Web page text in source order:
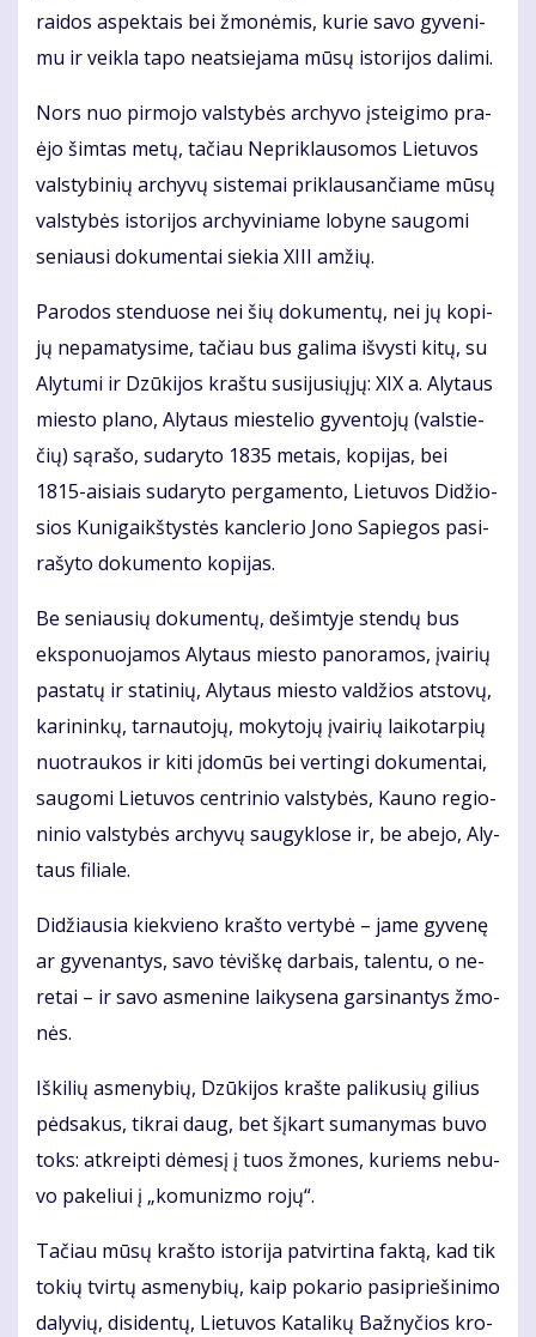
rai­dos as­pek­tais bei žmo­nė­mis, ku­rie sa­vo gy­ve­ni­
mu ir veik­la ta­po ne­at­sie­ja­ma mū­sų is­to­ri­jos da­li­mi.
Nors nuo pir­mo­jo vals­ty­bės ar­chy­vo įstei­gi­mo pra­
ėjo šim­tas me­tų, ta­čiau Ne­pri­klau­so­mos Lie­tu­vos
vals­ty­bi­nių ar­chy­vų sis­te­mai pri­klau­san­čia­me mū­sų
vals­ty­bės is­to­ri­jos ar­chy­vi­nia­me lo­by­ne sau­go­mi
se­niau­si do­ku­men­tai sie­kia XI­II am­žių.
Pa­ro­dos sten­duo­se nei šių do­ku­men­tų, nei jų ko­pi­
jų ne­pa­ma­ty­si­me, ta­čiau bus ga­li­ma iš­vys­ti ki­tų, su
Aly­tu­mi ir Dzū­ki­jos kraš­tu su­si­ju­sių­jų: XIX a. Aly­taus
mies­to pla­no, Aly­taus mies­te­lio gy­ven­to­jų (vals­tie­
čių) są­ra­šo, su­da­ry­to 1835 me­tais, ko­pi­jas, bei
1815-ai­siais su­da­ry­to per­ga­men­to, Lie­tu­vos Di­džio­
sios Ku­ni­gaikš­tys­tės kanc­le­rio Jo­no Sa­pie­gos pa­si­
ra­šy­to do­ku­men­to ko­pi­jas.
Be se­niau­sių do­ku­men­tų, de­šim­ty­je sten­dų bus
eks­po­nuo­ja­mos Aly­taus mies­to pa­no­ra­mos, įvai­rių
pa­sta­tų ir sta­ti­nių, Aly­taus mies­to val­džios at­sto­vų,
ka­ri­nin­kų, tar­nau­to­jų, mo­ky­to­jų įvai­rių lai­ko­tar­pių
nuo­trau­kos ir ki­ti įdo­mūs bei ver­tin­gi do­ku­men­tai,
sau­go­mi Lie­tu­vos cen­tri­nio vals­ty­bės, Kau­no re­gio­
ni­nio vals­ty­bės ar­chy­vų sau­gyk­lo­se ir, be abe­jo, Aly­
taus fi­lia­le.
Di­džiau­sia kiek­vie­no kraš­to ver­ty­bė – ja­me gy­ve­nę
ar gy­ve­nan­tys, sa­vo tė­viš­kę dar­bais, ta­len­tu, o ne­
re­tai – ir sa­vo as­me­ni­ne lai­ky­se­na gar­si­nan­tys žmo­
nės.
Iš­ki­lių as­me­ny­bių, Dzū­ki­jos kraš­te pa­li­ku­sių gi­lius
pėd­sa­kus, tik­rai daug, bet šį­kart su­ma­ny­mas bu­vo
toks: at­kreip­ti dė­me­sį į tuos žmo­nes, ku­riems ne­bu­
vo pa­ke­liui į „ko­mu­niz­mo ro­jų“.
Ta­čiau mū­sų kraš­to is­to­ri­ja pa­tvir­ti­na fak­tą, kad tik
to­kių tvir­tų as­me­ny­bių, kaip po­ka­rio pa­si­prie­ši­ni­mo
da­ly­vių, di­si­den­tų, Lie­tu­vos Ka­ta­li­kų Baž­ny­čios kro­